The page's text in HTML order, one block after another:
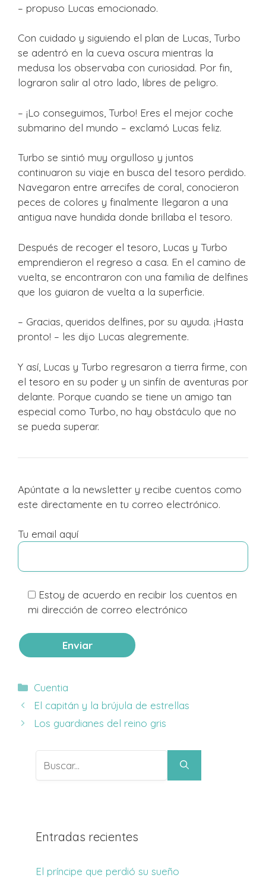
– propuso Lucas emocionado.
Con cuidado y siguiendo el plan de Lucas, Turbo
se adentró en la cueva oscura mientras la
medusa los observaba con curiosidad. Por fin,
lograron salir al otro lado, libres de peligro.
– ¡Lo conseguimos, Turbo! Eres el mejor coche
submarino del mundo – exclamó Lucas feliz.
Turbo se sintió muy orgulloso y juntos
continuaron su viaje en busca del tesoro perdido.
Navegaron entre arrecifes de coral, conocieron
peces de colores y finalmente llegaron a una
antigua nave hundida donde brillaba el tesoro.
Después de recoger el tesoro, Lucas y Turbo
emprendieron el regreso a casa. En el camino de
vuelta, se encontraron con una familia de delfines
que los guiaron de vuelta a la superficie.
– Gracias, queridos delfines, por su ayuda. ¡Hasta
pronto! – les dijo Lucas alegremente.
Y así, Lucas y Turbo regresaron a tierra firme, con
el tesoro en su poder y un sinfín de aventuras por
delante. Porque cuando se tiene un amigo tan
especial como Turbo, no hay obstáculo que no
se pueda superar.
Apúntate a la newsletter y recibe cuentos como
este directamente en tu correo electrónico.
Tu email aquí
Estoy de acuerdo en recibir los cuentos en
mi dirección de correo electrónico
Categorías
Cuentia
El capitán y la brújula de estrellas
Los guardianes del reino gris
Entradas recientes
El príncipe que perdió su sueño